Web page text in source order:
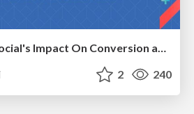
Measuring Dark Social's Impact On Conversion and Attribution
2 240